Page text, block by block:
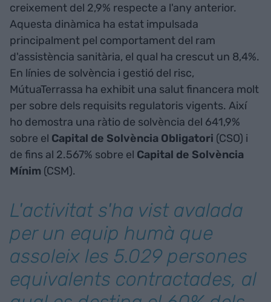
creixement del 2,9% respecte a l'any anterior.
Aquesta dinàmica ha estat impulsada
principalment pel comportament del ram
d'assistència sanitària, el qual ha crescut un 8,4%.
En línies de solvència i gestió del risc,
MútuaTerrassa ha exhibit una salut financera molt
per sobre dels requisits regulatoris vigents. Així
ho demostra una ràtio de solvència del 641,9%
sobre el Capital de Solvència Obligatori (CSO) i
de fins al 2.567% sobre el Capital de Solvència
Mínim (CSM).
L'activitat s'ha vist avalada
per un equip humà que
assoleix les 5.029 persones
equivalents contractades, al